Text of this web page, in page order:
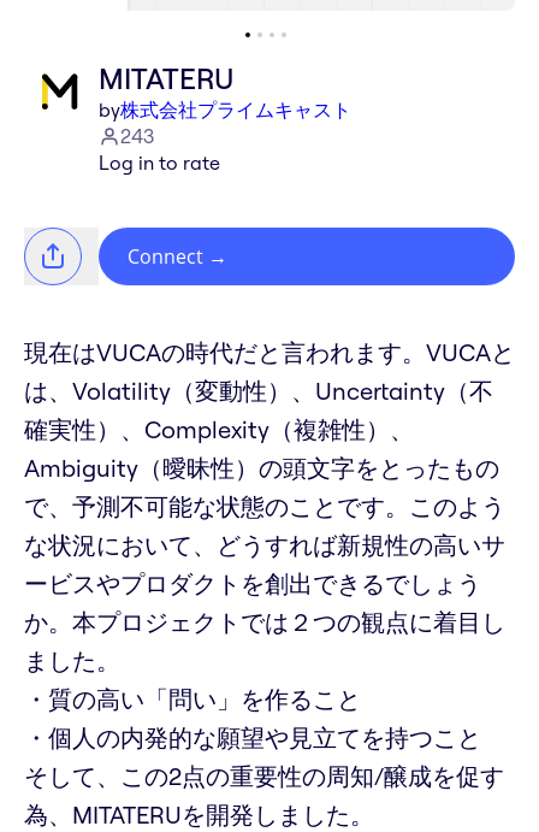
MITATERU
by株式会社プライムキャスト
243
Log in to rate
Connect →
現在はVUCAの時代だと言われます。VUCAと
は、Volatility（変動性）、Uncertainty（不
確実性）、Complexity（複雑性）、
Ambiguity（曖昧性）の頭文字をとったもの
で、予測不可能な状態のことです。このよう
な状況において、どうすれば新規性の高いサ
ービスやプロダクトを創出できるでしょう
か。本プロジェクトでは２つの観点に着目し
ました。
・質の高い「問い」を作ること
・個人の内発的な願望や見立てを持つこと
そして、この2点の重要性の周知/醸成を促す
為、MITATERUを開発しました。